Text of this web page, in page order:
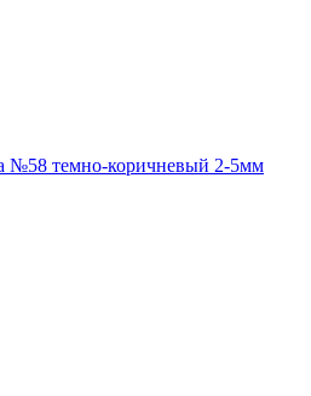
№58 темно-коричневый 2-5мм